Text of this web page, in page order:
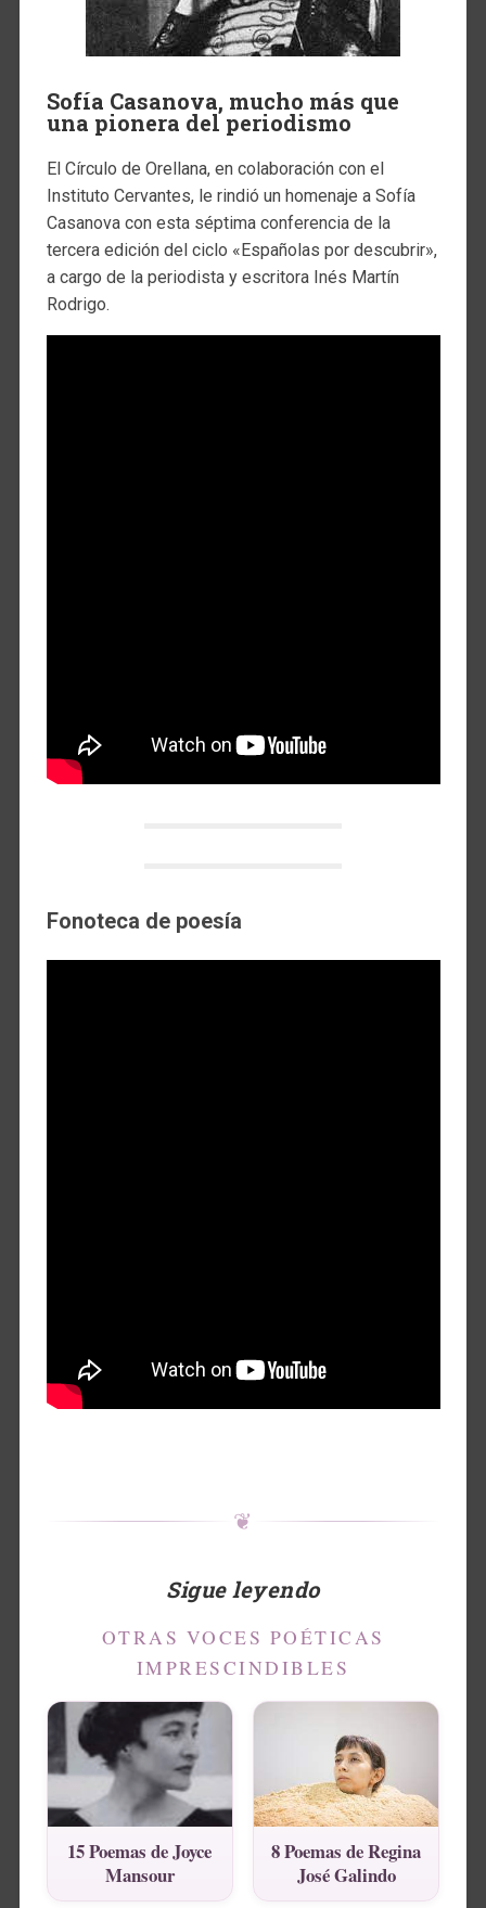
Sofía Casanova, mucho más que
una pionera del periodismo
El Círculo de Orellana, en colaboración con el
Instituto Cervantes, le rindió un homenaje a Sofía
Casanova con esta séptima conferencia de la
tercera edición del ciclo «Españolas por descubrir»,
a cargo de la periodista y escritora Inés Martín
Rodrigo.
Fonoteca de poesía
❦
Sigue leyendo
OTRAS VOCES POÉTICAS
IMPRESCINDIBLES
15 Poemas de Joyce
Mansour
8 Poemas de Regina
José Galindo